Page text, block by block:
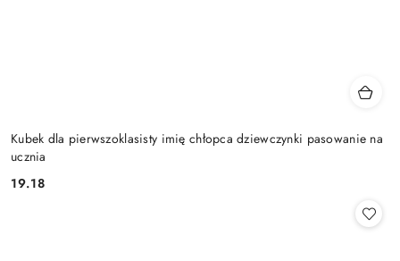
Kubek dla pierwszoklasisty imię chłopca dziewczynki pasowanie na
ucznia
Cena:
19.18